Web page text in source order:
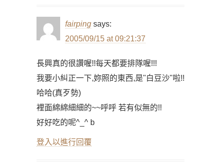
fairping says:
2005/09/15 at 09:21:37
長興真的很讚喔!!每天都要排隊喔!!!
我要小糾正一下,妳照的東西,是"白豆沙"啦!!
哈哈(真歹勢)
裡面綿綿細細的~~呼呼 若有似無的!!
好好吃的呢^_^ b
登入以進行回覆